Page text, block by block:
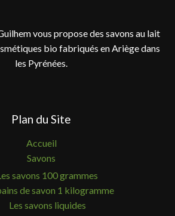
vous propose des savons au lait
bio fabriqués en Ariège dans
les Pyrénées.
Plan du Site
Accueil
Savons
savons 100 grammes
de savon 1 kilogramme
Les savons liquides